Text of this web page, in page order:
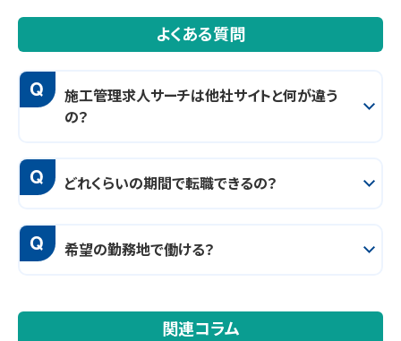
よくある質問
Q
施工管理求人サーチは他社サイトと何が違う
の？
Q どれくらいの期間で転職できるの？
Q 希望の勤務地で働ける？
関連コラム